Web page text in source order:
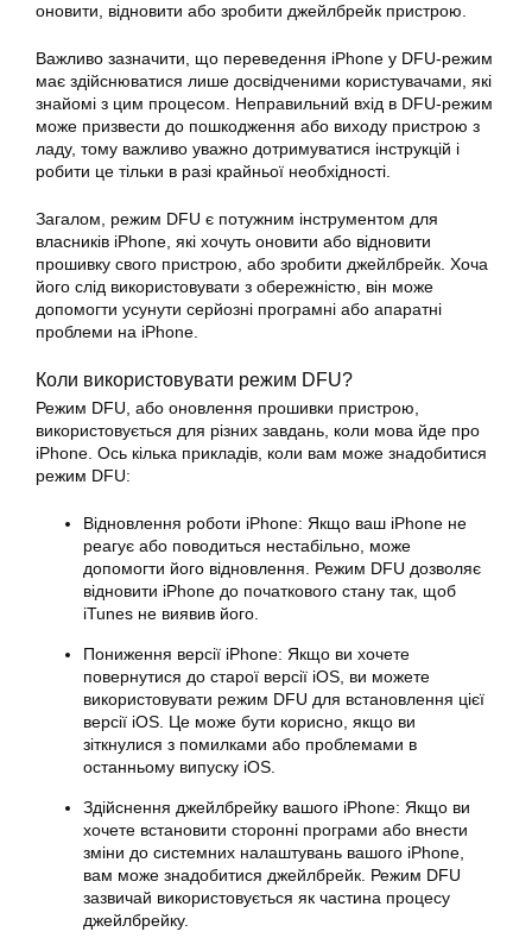
оновити, відновити або зробити джейлбрейк пристрою.
Важливо зазначити, що переведення iPhone у DFU-режим
має здійснюватися лише досвідченими користувачами, які
знайомі з цим процесом. Неправильний вхід в DFU-режим
може призвести до пошкодження або виходу пристрою з
ладу, тому важливо уважно дотримуватися інструкцій і
робити це тільки в разі крайньої необхідності.
Загалом, режим DFU є потужним інструментом для
власників iPhone, які хочуть оновити або відновити
прошивку свого пристрою, або зробити джейлбрейк. Хоча
його слід використовувати з обережністю, він може
допомогти усунути серйозні програмні або апаратні
проблеми на iPhone.
Коли використовувати режим DFU?
Режим DFU, або оновлення прошивки пристрою,
використовується для різних завдань, коли мова йде про
iPhone. Ось кілька прикладів, коли вам може знадобитися
режим DFU:
Відновлення роботи iPhone: Якщо ваш iPhone не
реагує або поводиться нестабільно, може
допомогти його відновлення. Режим DFU дозволяє
відновити iPhone до початкового стану так, щоб
iTunes не виявив його.
Пониження версії iPhone: Якщо ви хочете
повернутися до старої версії iOS, ви можете
використовувати режим DFU для встановлення цієї
версії iOS. Це може бути корисно, якщо ви
зіткнулися з помилками або проблемами в
останньому випуску iOS.
Здійснення джейлбрейку вашого iPhone: Якщо ви
хочете встановити сторонні програми або внести
зміни до системних налаштувань вашого iPhone,
вам може знадобитися джейлбрейк. Режим DFU
зазвичай використовується як частина процесу
джейлбрейку.